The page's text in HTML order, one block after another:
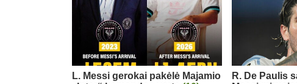
L. Messi gerokai pakėlė Majamio
R. De Paulis